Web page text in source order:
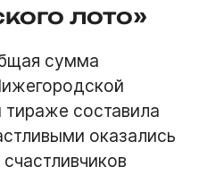
лото»
сумма
тираже составила
оказались